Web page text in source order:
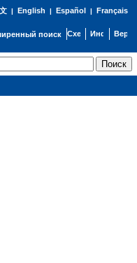
| English | Español | Français
поиск